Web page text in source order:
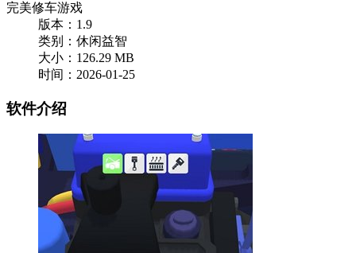
完美修车游戏
版本：1.9
类别：休闲益智
大小：126.29 MB
时间：2026-01-25
软件介绍